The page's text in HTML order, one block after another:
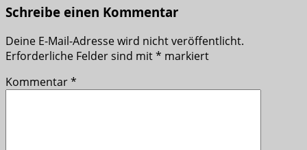
Schreibe einen Kommentar
Deine E-Mail-Adresse wird nicht veröffentlicht.
Erforderliche Felder sind mit* markiert
Kommentar*